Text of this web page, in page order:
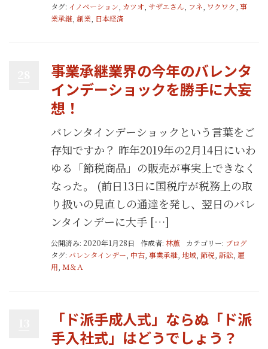
タグ: イノベーション カツオ サザエさん フネ ワクワク 事
業承継 創業 日本経済
事業承継業界の今年のバレンタ
インデーショックを勝手に大妄
想！
バレンタインデーショックという言葉をご
存知ですか？ 昨年2019年の2月14日にいわ
ゆる「節税商品」の販売が事実上できなく
なった。 (前日13日に国税庁が税務上の取
り扱いの見直しの通達を発し、翌日のバレ
ンタインデーに大手 […]
公開済み: 2020年1月28日 作成者: 林薫 カテゴリー: ブログ
タグ: バレンタインデー 中古 事業承継 地域 節税 訴訟 雇
用 Ｍ＆Ａ
「ド派手成人式」ならぬ「ド派
手入社式」はどうでしょう？